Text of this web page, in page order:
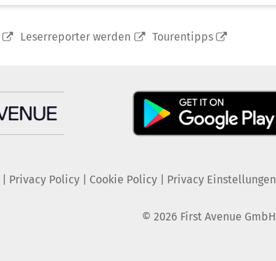
Leserreporter werden Tourentipps
Privacy Policy| Cookie Policy| Privacy Einstellungen
© 2026 First Avenue GmbH